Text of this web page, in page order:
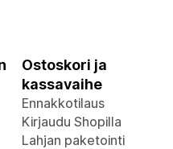
Ostoskori ja
kassavaihe
Ennakkotilaus
Kirjaudu Shopilla
Lahjan paketointi